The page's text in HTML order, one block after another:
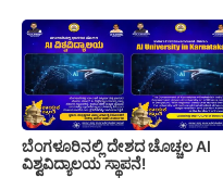
ಬೆಂಗಳೂರಿನಲ್ಲಿ ದೇಶದ ಚೊಚ್ಚಲ AI
ವಿಶ್ವವಿದ್ಯಾಲಯ ಸ್ಥಾಪನೆ!